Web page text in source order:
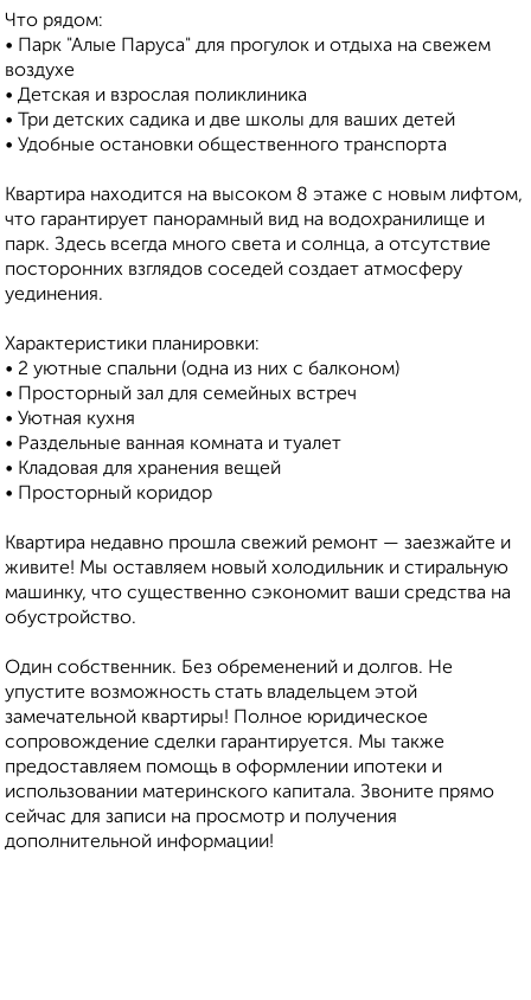
Что рядом:
• Парк "Алые Паруса" для прогулок и отдыха на свежем
воздухе
• Детская и взрослая поликлиника
• Три детских садика и две школы для ваших детей
• Удобные остановки общественного транспорта
Квартира находится на высоком 8 этаже с новым лифтом,
что гарантирует панорамный вид на водохранилище и
парк. Здесь всегда много света и солнца, а отсутствие
посторонних взглядов соседей создает атмосферу
уединения.
Характеристики планировки:
• 2 уютные спальни (одна из них с балконом)
• Просторный зал для семейных встреч
• Уютная кухня
• Раздельные ванная комната и туалет
• Кладовая для хранения вещей
• Просторный коридор
Квартира недавно прошла свежий ремонт — заезжайте и
живите! Мы оставляем новый холодильник и стиральную
машинку, что существенно сэкономит ваши средства на
обустройство.
Один собственник. Без обременений и долгов. Не
упустите возможность стать владельцем этой
замечательной квартиры! Полное юридическое
сопровождение сделки гарантируется. Мы также
предоставляем помощь в оформлении ипотеки и
использовании материнского капитала. Звоните прямо
сейчас для записи на просмотр и получения
дополнительной информации!